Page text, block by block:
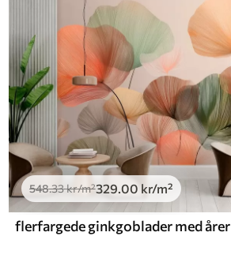
548.33kr/m²329 .00 kr/m²
flerfargede ginkgoblader med årer